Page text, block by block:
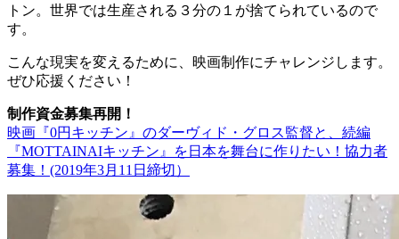
トン。世界では生産される３分の１が捨てられているので
す。
こんな現実を変えるために、映画制作にチャレンジします。
ぜひ応援ください！
制作資金募集再開！
映画『0円キッチン』のダーヴィド・グロス監督と、続編
『MOTTAINAIキッチン』を日本を舞台に作りたい！協力者
募集！(2019年3月11日締切）